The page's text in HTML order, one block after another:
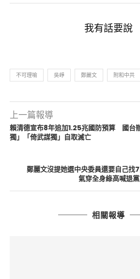
我有話要說
不可理喻 吳崢 鄭麗文 附和中共
上一篇報導
賴清德宣布8年追加1.25兆國防預算 國台
獨」「倚武謀獨」自取滅亡
鄭麗文沒提她選中央委員還要自己
氣穿全身綠高喊退
相關報導